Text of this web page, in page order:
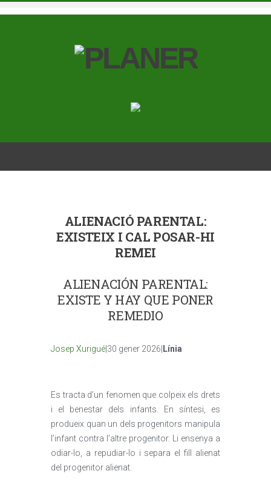
ALIENACIÓ PARENTAL:
EXISTEIX I CAL POSAR-HI
REMEI
ALIENACIÓN PARENTAL:
EXISTE Y HAY QUE PONER
REMEDIO
Josep Xurigué |30 gener 2026| Línia
Es tracta d’un fenomen que colpeix els drets
i el benestar dels infants. En síntesi, es
produeix quan un dels progenitors manipula
l’infant contra l’altre progenitor. Li ensenya a
odiar-lo, a repudiar-lo i separa el fill alienat
del progenitor alienat.